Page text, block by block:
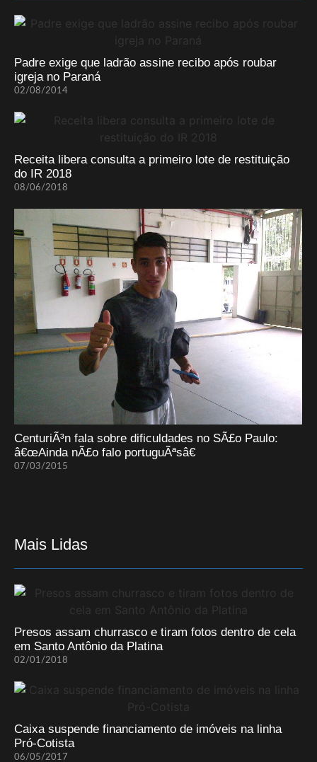
Padre exige que ladrão assine recibo após roubar
igreja no Paraná
02/08/2014
Receita libera consulta a primeiro lote de restituição
do IR 2018
08/06/2018
CenturiÃ³n fala sobre dificuldades no SÃ£o Paulo:
â€œAinda nÃ£o falo portuguÃªsâ€
07/03/2015
Mais Lidas
Presos assam churrasco e tiram fotos dentro de cela
em Santo Antônio da Platina
02/01/2018
Caixa suspende financiamento de imóveis na linha
Pró-Cotista
06/05/2017